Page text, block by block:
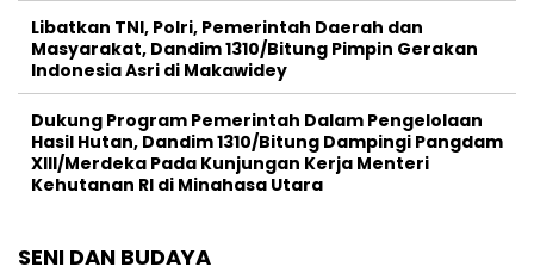
Libatkan TNI, Polri, Pemerintah Daerah dan
Masyarakat, Dandim 1310/Bitung Pimpin Gerakan
Indonesia Asri di Makawidey
Dukung Program Pemerintah Dalam Pengelolaan
Hasil Hutan, Dandim 1310/Bitung Dampingi Pangdam
XIII/Merdeka Pada Kunjungan Kerja Menteri
Kehutanan RI di Minahasa Utara
SENI DAN BUDAYA